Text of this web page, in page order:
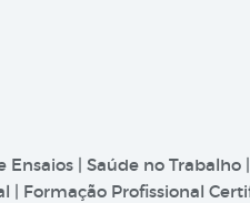
Ensaios | Saúde no
| Formação Profissional